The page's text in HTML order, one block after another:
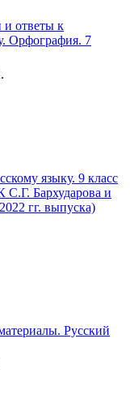
и ответы к
Орфография. 7
языку. 9 класс
С.Г. Бархударова и
гг. выпуска)
Русский